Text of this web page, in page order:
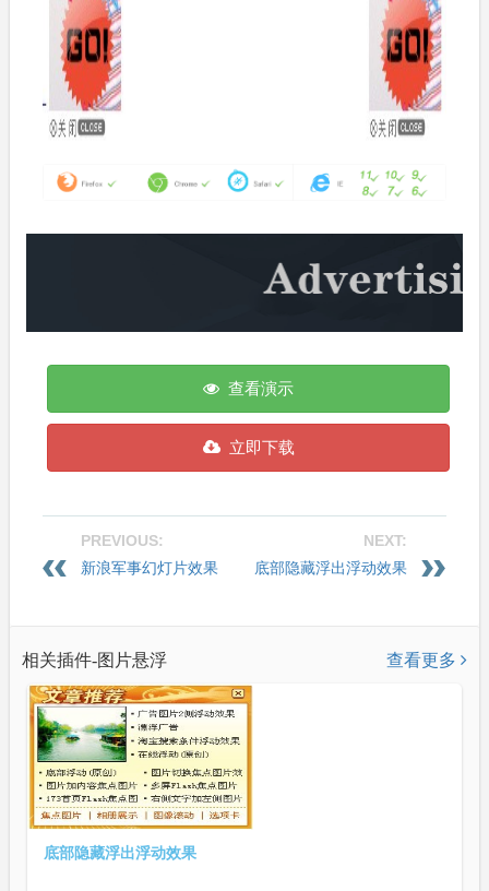
查看演示
立即下载
PREVIOUS: NEXT:
新浪军事幻灯片效果 底部隐藏浮出浮动效果
相关插件-图片悬浮 查看更多
底部隐藏浮出浮动效果